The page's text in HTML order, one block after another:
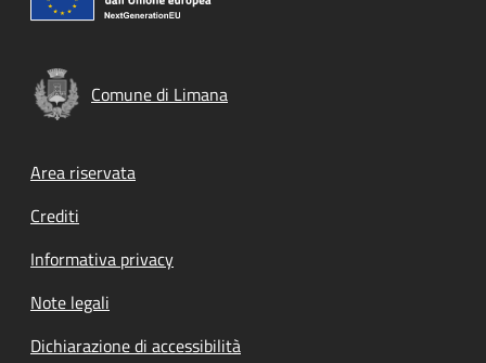
Comune di Limana
Footer menu
Area riservata
Crediti
Informativa privacy
Note legali
Dichiarazione di accessibilità